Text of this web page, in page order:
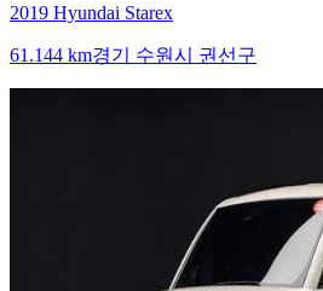
2019 Hyundai Starex
61.144 km경기 수원시 권선구